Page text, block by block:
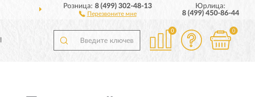
ДОСТАВИМ ПО ВСЕЙ РОССИИ
Розница:8 (499) 302-48-13
Перезвоните мне
Юрлица:
8 (499) 450-86-44
0 0